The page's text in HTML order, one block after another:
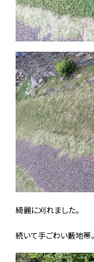
綺麗に刈れました。
続いて手ごわい藪地帯。